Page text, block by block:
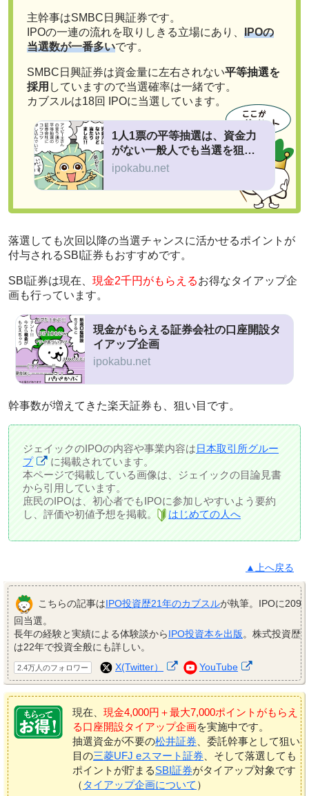
主幹事はSMBC日興証券です。
IPOの一連の流れを取りしきる立場にあり、 IPOの
当選数が一番多いです。
SMBC日興証券は資金量に左右されない平等抽選を
採用 していますので当選確率は一緒です。
カブスルは18回 IPOに当選しています。
1人1票の平等抽選は、資金力
がない一般人でも当選を狙え
る！
ipokabu.net
落選しても次回以降の当選チャンスに活かせるポイントが
付与されるSBI証券もおすすめです。
SBI証券は現在、 現金2千円がもらえるお得なタイアップ企
画も行っています。
現金がもらえる証券会社の口座開設タ
イアップ企画
ipokabu.net
幹事数が増えてきた楽天証券も、狙い目です。
ジェイックのIPOの内容や事業内容は日本取引所グルー
プ
に掲載されています。
本ページで掲載している画像は、ジェイックの目論見書
から引用しています。
庶民のIPOは、初心者でもIPOに参加しやすいよう要約
し、評価や初値予想を掲載。
はじめての人へ
▲上へ戻る
こちらの記事はIPO投資歴21年のカブスルが執筆。IPOに209
回当選。
長年の経験と実績による体験談からIPO投資本を出版。株式投資歴
は22年で投資全般にも詳しい。
2.4万人のフォロワー X(Twitter） YouTube
現在、 現金4,000円＋最大7,000ポイントがもらえ
る口座開設タイアップ企画を実施中です。
抽選資金が不要の松井証券 、委託幹事として狙い
目の三菱UFJ eスマート証券 、そして落選しても
ポイントが貯まるSBI証券がタイアップ対象です
（ タイアップ企画について ）